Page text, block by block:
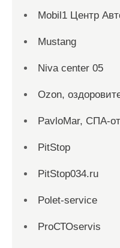
Mobil1 Центр
Mustang
Niva center 05
Ozon,
PavloMar, СПА-
PitStop
PitStop034.ru
Polet-service
ProСТОservis